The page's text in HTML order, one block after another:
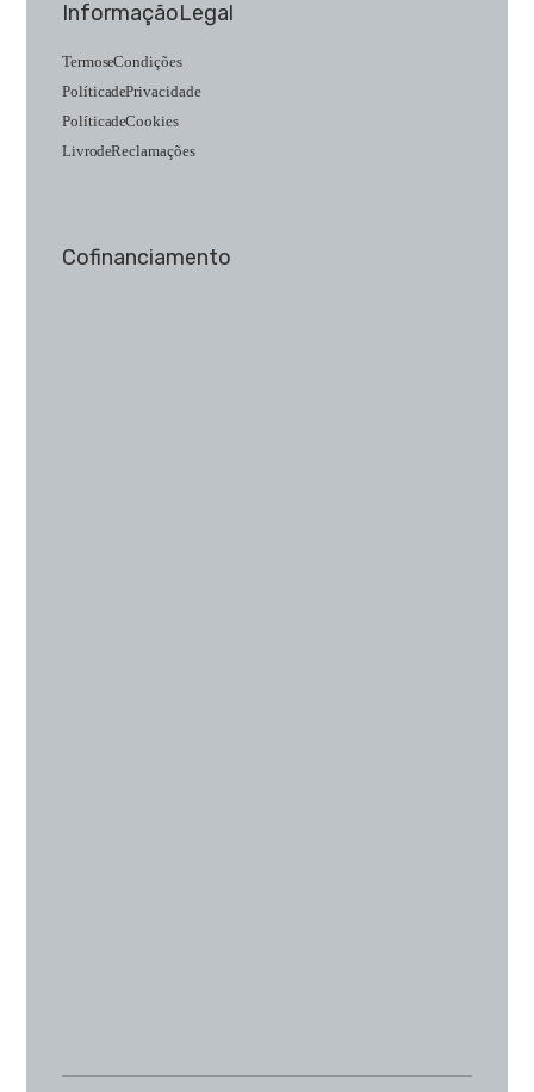
Informação Legal
Termos e Condições
Política de Privacidade
Política de Cookies
Livro de Reclamações
Cofinanciamento